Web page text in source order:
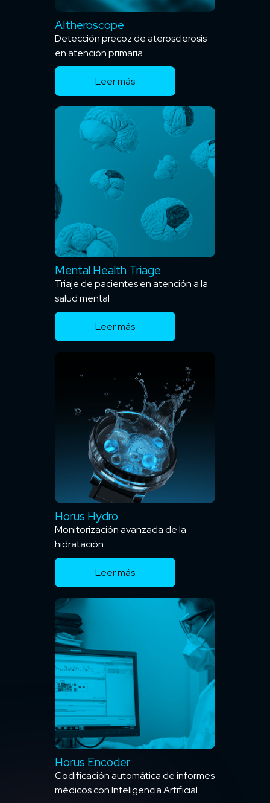
AItheroscope
Detección precoz de aterosclerosis
en atención primaria
Leer más
Mental Health Triage
Triaje de pacientes en atención a la
salud mental
Leer más
Horus Hydro
Monitorización avanzada de la
hidratación
Leer más
Horus Encoder
Codificación automática de informes
médicos con Inteligencia Artificial